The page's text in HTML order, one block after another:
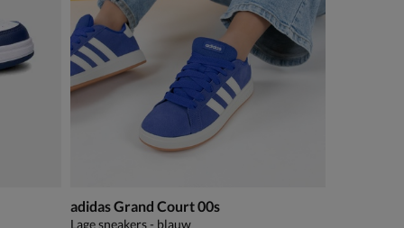
adidas Grand Court 00s
Lage sneakers - blauw